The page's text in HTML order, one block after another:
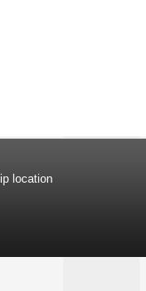
ip location